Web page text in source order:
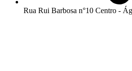
Rua Rui Barbosa n°10 Centro -